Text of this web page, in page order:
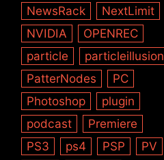
NewsRack
NextLimit
NVIDIA
OPENREC
particle
particleillusion
PatterNodes
PC
Photoshop
plugin
podcast
Premiere
PS3
ps4 PSP
PV